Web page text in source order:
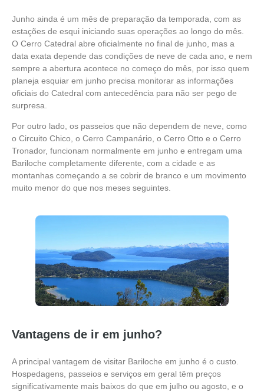
Junho ainda é um mês de preparação da temporada, com as
estações de esqui iniciando suas operações ao longo do mês.
O Cerro Catedral abre oficialmente no final de junho, mas a
data exata depende das condições de neve de cada ano, e nem
sempre a abertura acontece no começo do mês, por isso quem
planeja esquiar em junho precisa monitorar as informações
oficiais do Catedral com antecedência para não ser pego de
surpresa.
Por outro lado, os passeios que não dependem de neve, como
o Circuito Chico, o Cerro Campanário, o Cerro Otto e o Cerro
Tronador, funcionam normalmente em junho e entregam uma
Bariloche completamente diferente, com a cidade e as
montanhas começando a se cobrir de branco e um movimento
muito menor do que nos meses seguintes.
Vantagens de ir em junho?
A principal vantagem de visitar Bariloche em junho é o custo.
Hospedagens, passeios e serviços em geral têm preços
significativamente mais baixos do que em julho ou agosto, e o